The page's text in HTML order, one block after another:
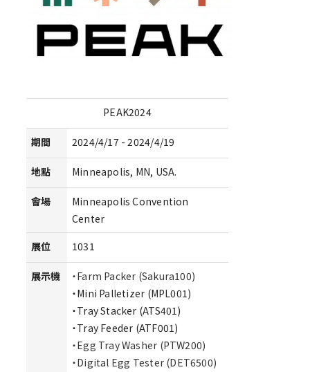
PEAK2024
期間 2024/4/17 - 2024/4/19
地點 Minneapolis, MN, USA.
會場
Minneapolis Convention
Center
展位
1031
展示機
・Farm Packer (Sakura100)
・Mini Palletizer (MPL001)
・Tray Stacker (ATS401)
・Tray Feeder (ATF001)
・Egg Tray Washer (PTW200)
・Digital Egg Tester (DET6500)